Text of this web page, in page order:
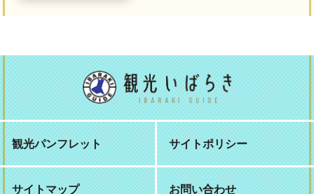
観光パンフレット サイトポリシー
サイトマップ お問い合わせ